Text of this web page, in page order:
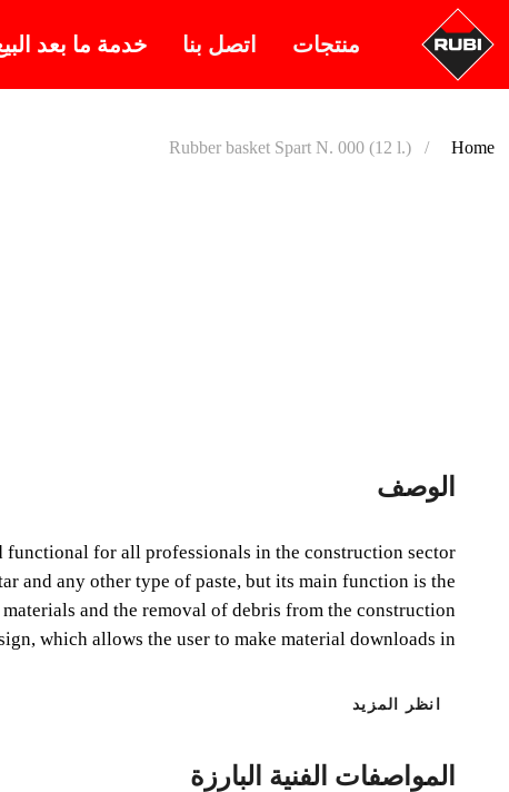
منتجات اتصل بنا خدمة ما بعد
Home
Rubber basket Spart N. 000 (12 l.)
الوصف
functional for all professionals in the construction sector.
and any other type of paste, but its main function is the
and the removal of debris from the construction.
which allows the user to make material downloads in...
انظر المزيد
المواصفات الفنية البارزة